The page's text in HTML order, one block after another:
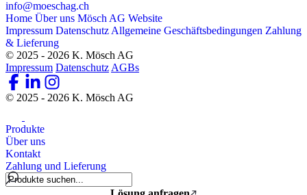
info@moeschag.ch
Home Über uns Mösch AG Website
Impressum Datenschutz Allgemeine Geschäftsbedingungen Zahlung
& Lieferung
© 2025 - 2026 K. Mösch AG
Impressum Datenschutz AGBs
© 2025 - 2026 K. Mösch AG
Produkte
Über uns
Kontakt
Zahlung und Lieferung